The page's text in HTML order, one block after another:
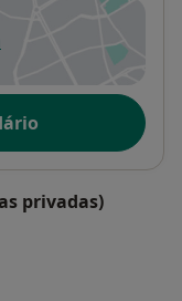
novo separador
privadas)